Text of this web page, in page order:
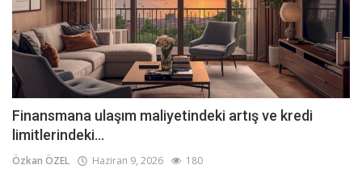
Finansmana ulaşım maliyetindeki artış ve kredi
limitlerindeki...
Özkan ÖZEL Haziran 9, 2026 180